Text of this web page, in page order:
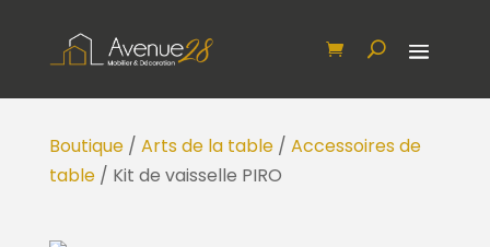
Boutique/ Arts de la table/ Accessoires de
table/ Kit de vaisselle PIRO